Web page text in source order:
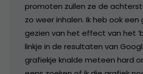
promoten zullen ze de
zo weer inhalen. Ik heb ook een
gezien van het effect van het
linkje in de resultaten van
grafiekje knalde meteen hard